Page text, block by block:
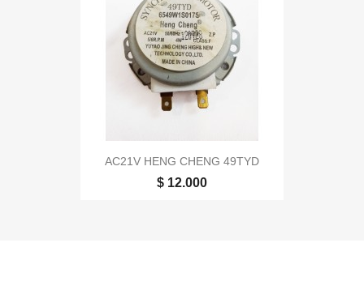
AC21V HENG CHENG 49TYD
$ 12.000